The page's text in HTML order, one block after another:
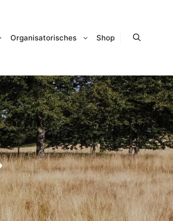
Organisatorisches Shop